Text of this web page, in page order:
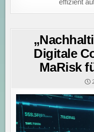
effizient
Digitale
MaRisk